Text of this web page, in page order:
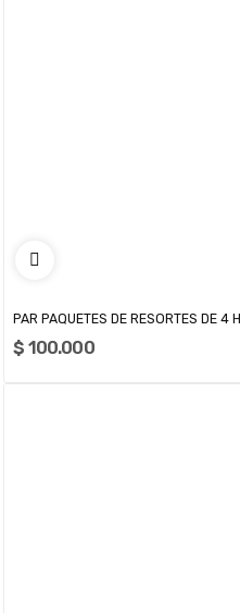
PAR PAQUETES DE RESORTES DE 4
$ 100.000